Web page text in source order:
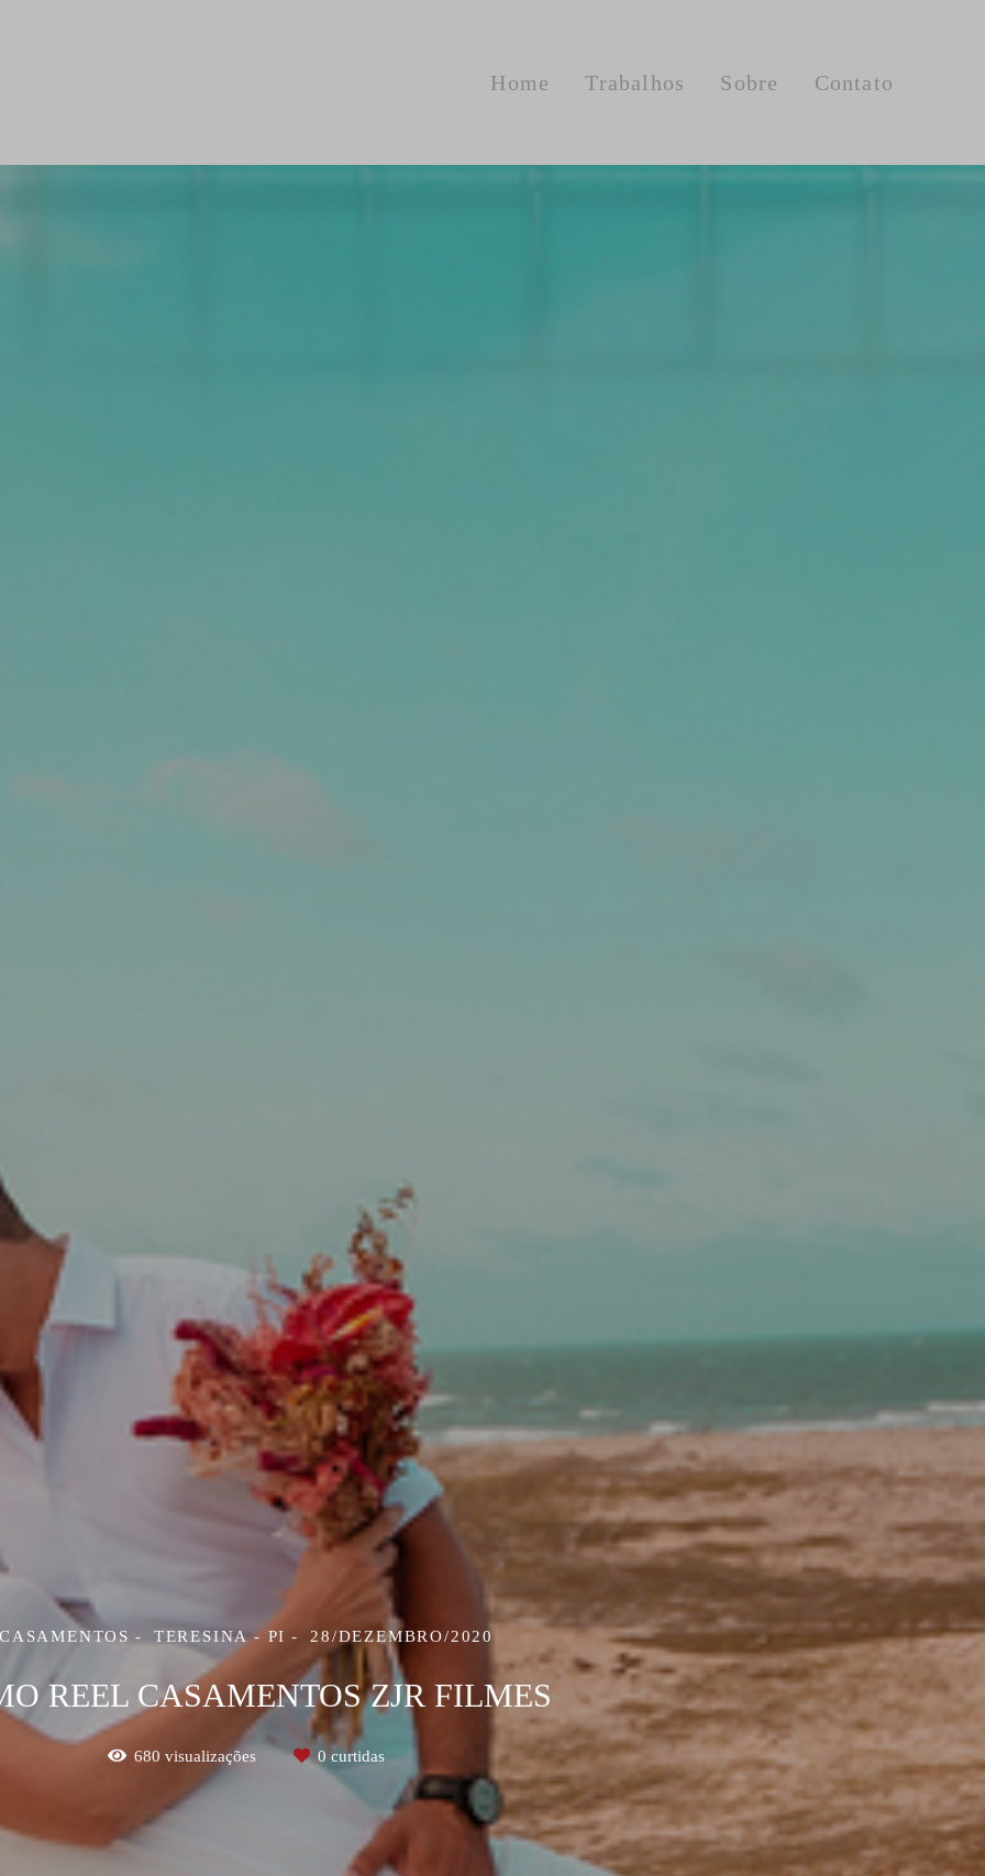
Home Trabalhos Sobre Contato
CASAMENTOS TERESINA - PI 28/DEZEMBRO/2020
REEL CASAMENTOS ZJR FILMES
680 visualizações 0 curtidas